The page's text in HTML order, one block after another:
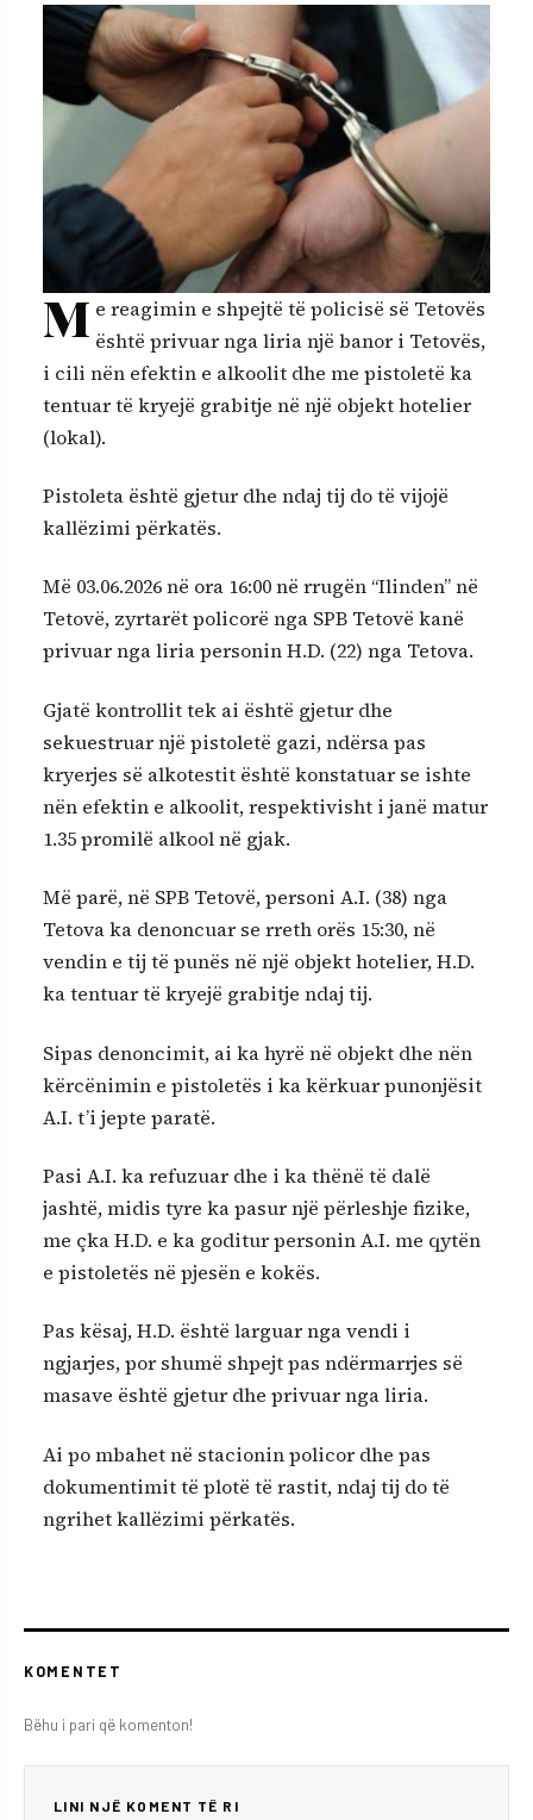
M e reagimin e shpejtë të policisë së Tetovës
është privuar nga liria një banor i Tetovës,
i cili nën efektin e alkoolit dhe me pistoletë ka
tentuar të kryejë grabitje në një objekt hotelier
(lokal).
Pistoleta është gjetur dhe ndaj tij do të vijojë
kallëzimi përkatës.
Më 03.06.2026 në ora 16:00 në rrugën “Ilinden” në
Tetovë, zyrtarët policorë nga SPB Tetovë kanë
privuar nga liria personin H.D. (22) nga Tetova.
Gjatë kontrollit tek ai është gjetur dhe
sekuestruar një pistoletë gazi, ndërsa pas
kryerjes së alkotestit është konstatuar se ishte
nën efektin e alkoolit, respektivisht i janë matur
1.35 promilë alkool në gjak.
Më parë, në SPB Tetovë, personi A.I. (38) nga
Tetova ka denoncuar se rreth orës 15:30, në
vendin e tij të punës në një objekt hotelier, H.D.
ka tentuar të kryejë grabitje ndaj tij.
Sipas denoncimit, ai ka hyrë në objekt dhe nën
kërcënimin e pistoletës i ka kërkuar punonjësit
A.I. t’i jepte paratë.
Pasi A.I. ka refuzuar dhe i ka thënë të dalë
jashtë, midis tyre ka pasur një përleshje fizike,
me çka H.D. e ka goditur personin A.I. me qytën
e pistoletës në pjesën e kokës.
Pas kësaj, H.D. është larguar nga vendi i
ngjarjes, por shumë shpejt pas ndërmarrjes së
masave është gjetur dhe privuar nga liria.
Ai po mbahet në stacionin policor dhe pas
dokumentimit të plotë të rastit, ndaj tij do të
ngrihet kallëzimi përkatës.
KOMENTET
Bëhu i pari që komenton!
LINI NJË KOMENT TË RI